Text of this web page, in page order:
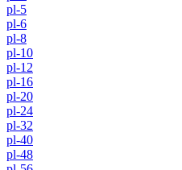
pl-5
pl-6
pl-8
pl-10
pl-12
pl-16
pl-20
pl-24
pl-32
pl-40
pl-48